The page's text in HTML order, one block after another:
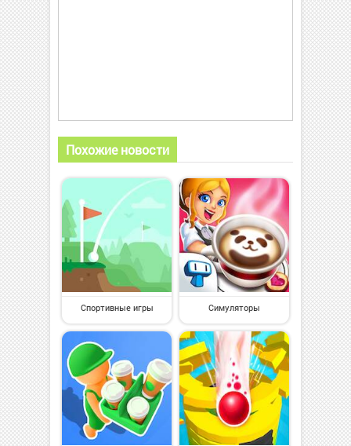
Похожие новости
Спортивные игры Симуляторы